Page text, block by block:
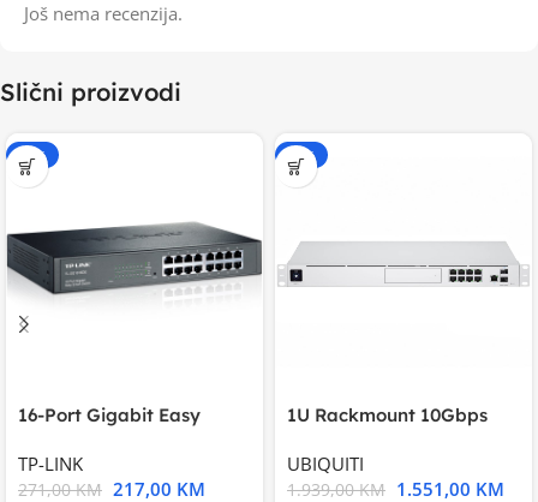
Još nema recenzija.
Slični proizvodi
-20%
16-Port Gigabit Easy
TP-LINK
271,00KM 217,00 KM
-20%
1U Rackmount 10Gbps
UBIQUITI
1.939,00KM 1.551,00 KM